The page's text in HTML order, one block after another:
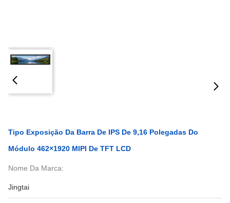
Tipo Exposição Da Barra De IPS De 9,16 Polegadas Do
Módulo 462×1920 MIPI De TFT LCD
Nome Da Marca:
Jingtai